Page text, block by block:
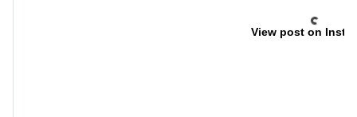
View post on